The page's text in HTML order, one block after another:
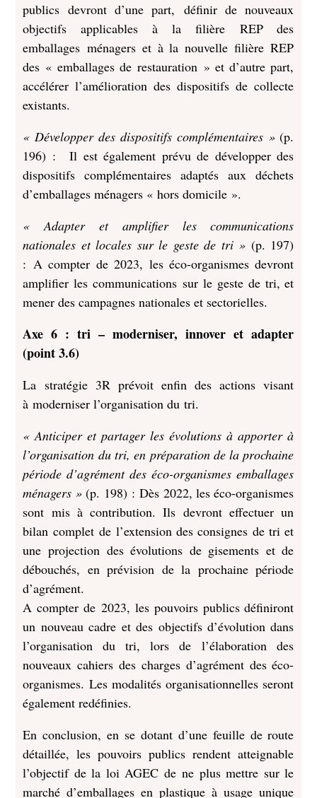
publics devront d’une part, définir de nouveaux
objectifs applicables à la filière REP des
emballages ménagers et à la nouvelle filière REP
des « emballages de restauration » et d’autre part,
accélérer l’amélioration des dispositifs de collecte
existants.
« Développer des dispositifs complémentaires »(p.
196) : Il est également prévu de développer des
dispositifs complémentaires adaptés aux déchets
d’emballages ménagers « hors domicile ».
« Adapter et amplifier les communications
nationales et locales sur le geste de tri » (p. 197)
: A compter de 2023, les éco-organismes devront
amplifier les communications sur le geste de tri, et
mener des campagnes nationales et sectorielles.
Axe 6 : tri – moderniser, innover et adapter
(point 3.6)
La stratégie 3R prévoit enfin des actions visant
à moderniser l’organisation du tri.
« Anticiper et partager les évolutions à apporter à
l’organisation du tri, en préparation de la prochaine
période d’agrément des éco-organismes emballages
ménagers »(p. 198) : Dès 2022, les éco-organismes
sont mis à contribution. Ils devront effectuer un
bilan complet de l’extension des consignes de tri et
une projection des évolutions de gisements et de
débouchés, en prévision de la prochaine période
d’agrément.
A compter de 2023, les pouvoirs publics définiront
un nouveau cadre et des objectifs d’évolution dans
l’organisation du tri, lors de l’élaboration des
nouveaux cahiers des charges d’agrément des éco-
organismes. Les modalités organisationnelles seront
également redéfinies.
En conclusion, en se dotant d’une feuille de route
détaillée, les pouvoirs publics rendent atteignable
l’objectif de la loi AGEC de ne plus mettre sur le
marché d’emballages en plastique à usage unique